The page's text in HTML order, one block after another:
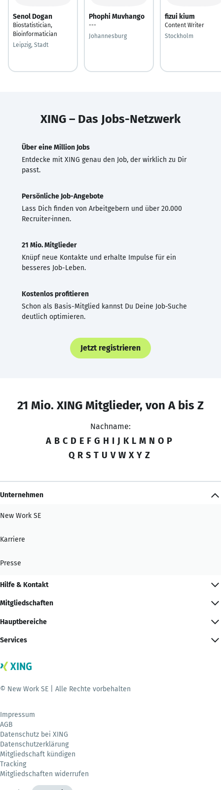
Senol Dogan
Biostatistician,
Bioinformatician
Leipzig, Stadt
Phophi Muvhango
---
Johannesburg
fizui kium
Content Writer
Stockholm
XING – Das Jobs-Netzwerk
Über eine Million Jobs
Entdecke mit XING genau den Job, der wirklich zu Dir
passt.
Persönliche Job-Angebote
Lass Dich finden von Arbeitgebern und über 20.000
Recruiter·innen.
21 Mio. Mitglieder
Knüpf neue Kontakte und erhalte Impulse für ein
besseres Job-Leben.
Kostenlos profitieren
Schon als Basis-Mitglied kannst Du Deine Job-Suche
deutlich optimieren.
Jetzt registrieren
21 Mio. XING Mitglieder, von A bis Z
Nachname:
A B C D E F G H I J K L M N O P
Q R S T U V W X Y Z
Unternehmen
New Work SE
Karriere
Presse
Hilfe & Kontakt
Mitgliedschaften
Hauptbereiche
Services
© New Work SE | Alle Rechte vorbehalten
Impressum
AGB
Datenschutz bei XING
Datenschutzerklärung
Mitgliedschaft kündigen
Tracking
Mitgliedschaften widerrufen